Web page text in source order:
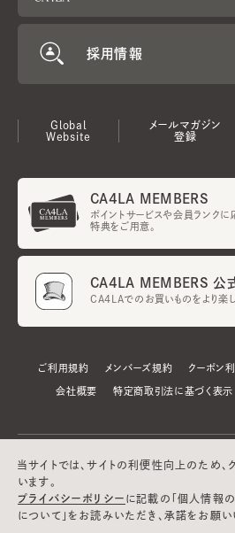
採用情報
Global
Website
メールマガジン
登録
CA4LA MEMBERS
ポイントサービスや会員ランクに
特典をご用意。
CA4LA MEMBERS 公
CA4LAでのお買いものをより楽し
ご利用規約 メンバーズ規約 クーポン
会社概要 特定商取引法に基づく表示
当サイトでは、サイトの利便性向上のため
います。
プライバシーポリシー に記載の「個人情報
について」をお読みいただき、承諾をお願い